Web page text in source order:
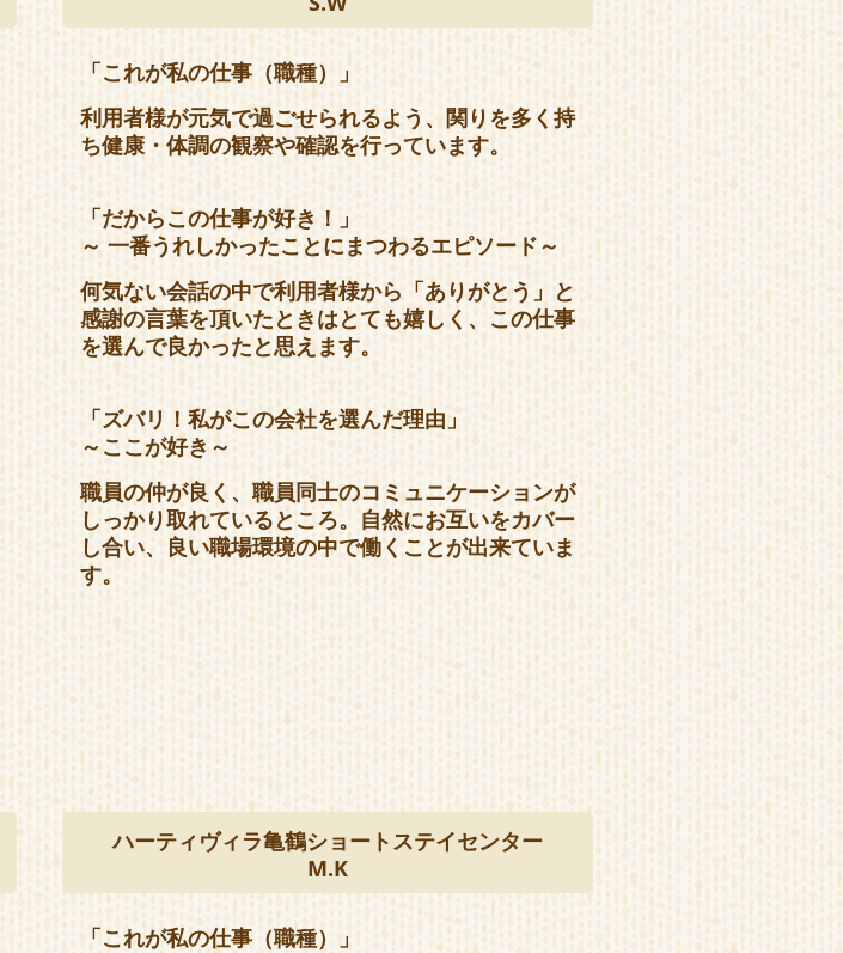
「これが私の仕事（職種）」
利用者様が元気で過ごせられるよう、関りを多く持
ち健康・体調の観察や確認を行っています。
「だからこの仕事が好き！」
～ 一番うれしかったことにまつわるエピソード～
何気ない会話の中で利用者様から「ありがとう」と
感謝の言葉を頂いたときはとても嬉しく、この仕事
を選んで良かったと思えます。
「ズバリ！私がこの会社を選んだ理由」
～ここが好き～
職員の仲が良く、職員同士のコミュニケーションが
しっかり取れているところ。自然にお互いをカバー
し合い、良い職場環境の中で働くことが出来ていま
す。
ハーティヴィラ亀鶴ショートステイセンター
M.K
「これが私の仕事（職種）」